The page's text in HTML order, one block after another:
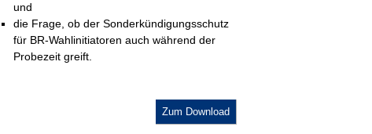
und
die Frage, ob der Sonderkündigungsschutz
für BR-Wahlinitiatoren auch während der
Probezeit greift.
Zum Download